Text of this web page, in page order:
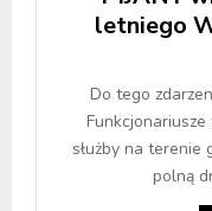
letniego
Do tego
Funkcjonariusze
służby na terenie
polną